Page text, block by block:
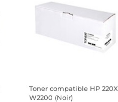
Toner compatible HP 220X
W2200 (Noir)